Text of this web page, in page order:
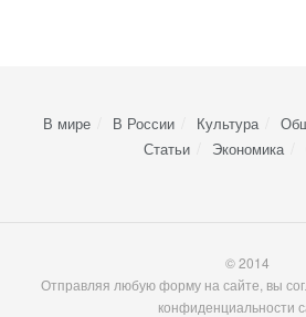
В мире В России Культура
Статьи
Экономика
© 2014
Отправляя любую форму на сайте, вы
конфиденциальности